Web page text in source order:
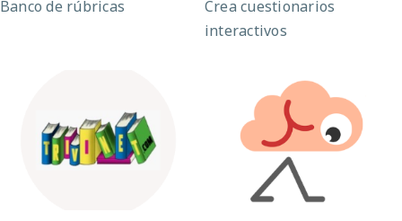
Banco de rúbricas
Crea cuestionarios
interactivos
Trivinet Cerebriti